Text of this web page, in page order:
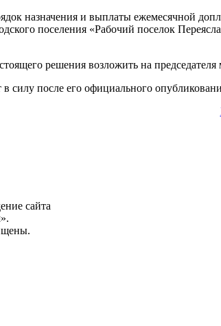
назначения и выплаты ежемесячной
поселения «Рабочий поселок
решения возложить на
силу после его официального
сайта